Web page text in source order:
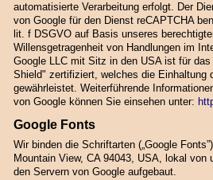
automatisierte Verarbeitung erfolgt. Der
von Google für den Dienst reCAPTCHA
lit. f DSGVO auf Basis unseres
Willensgetragenheit von Handlungen im
Google LLC mit Sitz in den USA ist für
Shield" zertifiziert, welches die Einhaltung
gewährleistet. Weiterführende
von Google können Sie einsehen unter:
Google Fonts
Wir binden die Schriftarten („Google
Mountain View, CA 94043, USA, lokal
den Servern von Google aufgebaut.